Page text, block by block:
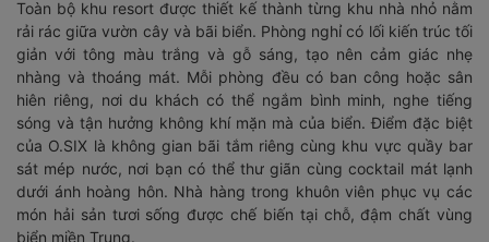
Toàn bộ khu resort được thiết kế thành từng khu nhà nhỏ nằm
rải rác giữa vườn cây và bãi biển. Phòng nghỉ có lối kiến trúc tối
giản với tông màu trắng và gỗ sáng, tạo nên cảm giác nhẹ
nhàng và thoáng mát. Mỗi phòng đều có ban công hoặc sân
hiên riêng, nơi du khách có thể ngắm bình minh, nghe tiếng
sóng và tận hưởng không khí mặn mà của biển. Điểm đặc biệt
của O.SIX là không gian bãi tắm riêng cùng khu vực quầy bar
sát mép nước, nơi bạn có thể thư giãn cùng cocktail mát lạnh
dưới ánh hoàng hôn. Nhà hàng trong khuôn viên phục vụ các
món hải sản tươi sống được chế biến tại chỗ, đậm chất vùng
biển miền Trung.